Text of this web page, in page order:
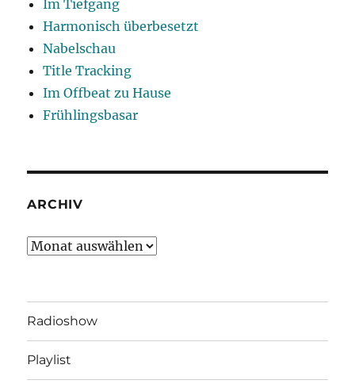
Im Tiefgang
Harmonisch überbesetzt
Nabelschau
Title Tracking
Im Offbeat zu Hause
Frühlingsbasar
ARCHIV
Archiv
Radioshow
Playlist